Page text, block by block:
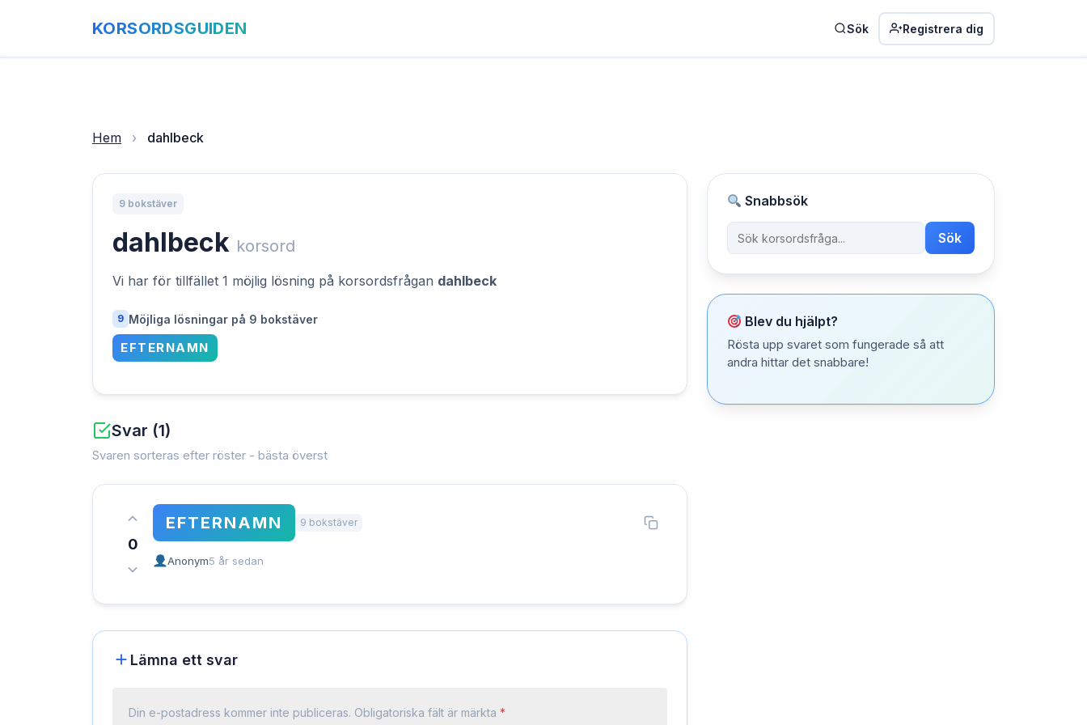
KORSORDSGUIDEN Sök Registrera dig
Hem › dahlbeck
9 bokstäver
dahlbeck korsord
Vi har för tillfället 1 möjlig lösning på korsordsfrågan dahlbeck
9 Möjliga lösningar på 9 bokstäver
EFTERNAMN
Svar (1)
Svaren sorteras efter röster - bästa överst
0
EFTERNAMN 9 bokstäver
Anonym5 år sedan
Lämna ett svar
Din e-postadress kommer inte publiceras. Obligatoriska fält är märkta *
Snabbsök
Sök
Blev du hjälpt?
Rösta upp svaret som fungerade så att
andra hittar det snabbare!